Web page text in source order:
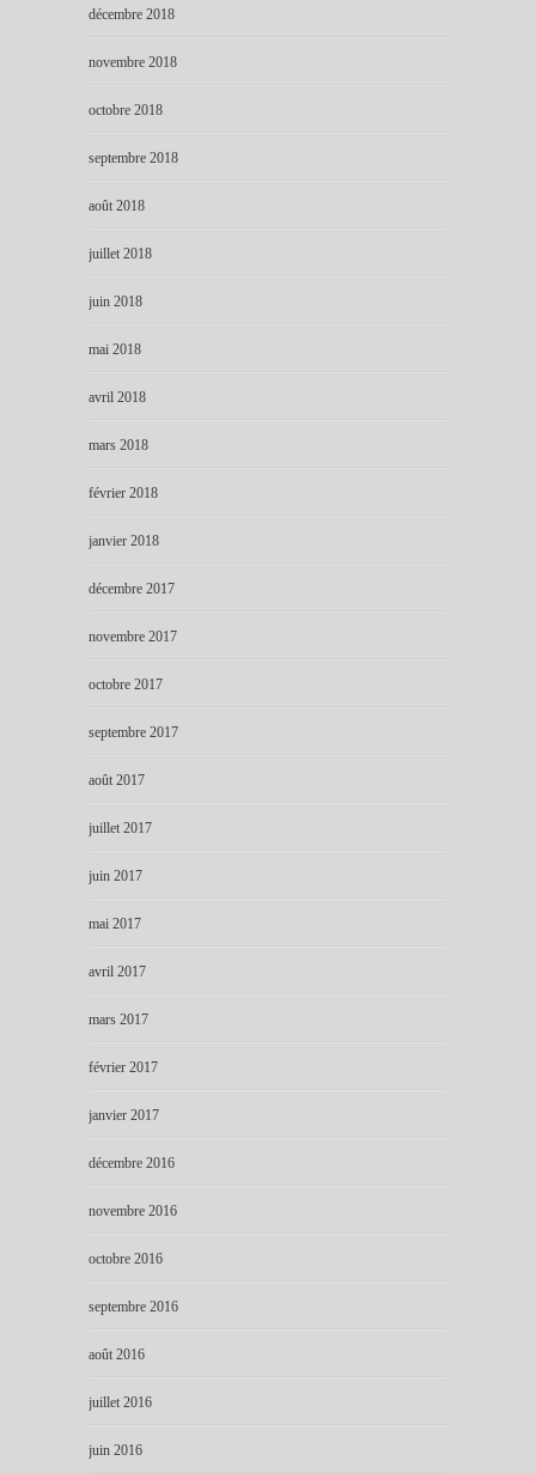
décembre 2018
novembre 2018
octobre 2018
septembre 2018
août 2018
juillet 2018
juin 2018
mai 2018
avril 2018
mars 2018
février 2018
janvier 2018
décembre 2017
novembre 2017
octobre 2017
septembre 2017
août 2017
juillet 2017
juin 2017
mai 2017
avril 2017
mars 2017
février 2017
janvier 2017
décembre 2016
novembre 2016
octobre 2016
septembre 2016
août 2016
juillet 2016
juin 2016